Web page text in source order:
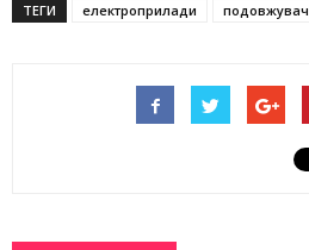
ТЕГИ електроприлади подовжувач